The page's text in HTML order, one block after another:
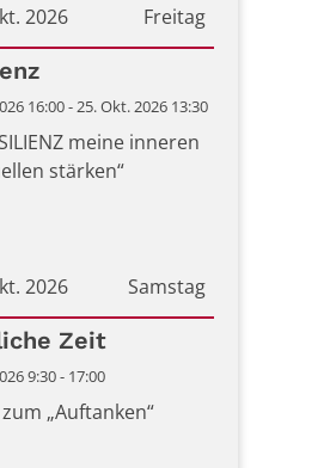
Freitag
2026
Oktober 2026
16:00 - 25. Okt. 2026 13:30
meine inneren
stärken“
Samstag
2026
Oktober 2026
Zeit
9:30 - 17:00
„Auftanken“